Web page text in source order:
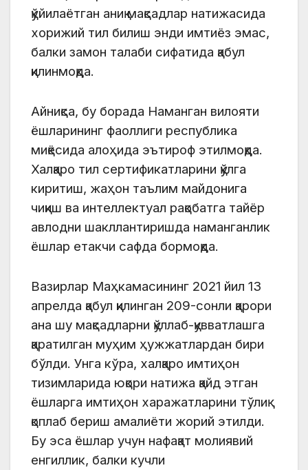
қўйилаётган аниқ мақсадлар натижасида
хорижий тил билиш энди имтиёз эмас,
балки замон талаби сифатида қабул
қилинмоқда.
Айниқса, бу борада Наманган вилояти
ёшларининг фаоллиги республика
миқёсида алоҳида эътироф этилмоқда.
Халқаро тил сертификатларини қўлга
киритиш, жаҳон таълим майдонига
чиқиш ва интеллектуал рақобатга тайёр
авлодни шакллантиришда наманганлик
ёшлар етакчи сафда бормоқда.
Вазирлар Маҳкамасининг 2021 йил 13
апрелда қабул қилинган 209-сонли қарори
ана шу мақсадларни қўллаб-қувватлашга
қаратилган муҳим ҳужжатлардан бири
бўлди. Унга кўра, халқаро имтиҳон
тизимларида юқори натижа қайд этган
ёшларга имтиҳон харажатларини тўлиқ
қоплаб бериш амалиёти жорий этилди.
Бу эса ёшлар учун нафақат молиявий
енгиллик, балки кучли